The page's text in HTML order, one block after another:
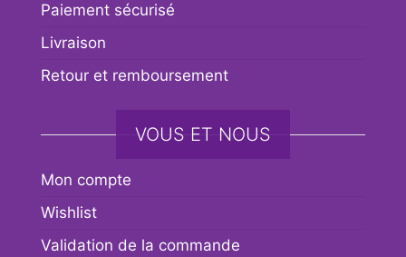
Paiement sécurisé
Livraison
Retour et remboursement
VOUS ET NOUS
Mon compte
Wishlist
Validation de la commande